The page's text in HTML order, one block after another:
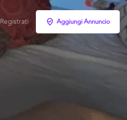
Registrati Aggiungi Annuncio